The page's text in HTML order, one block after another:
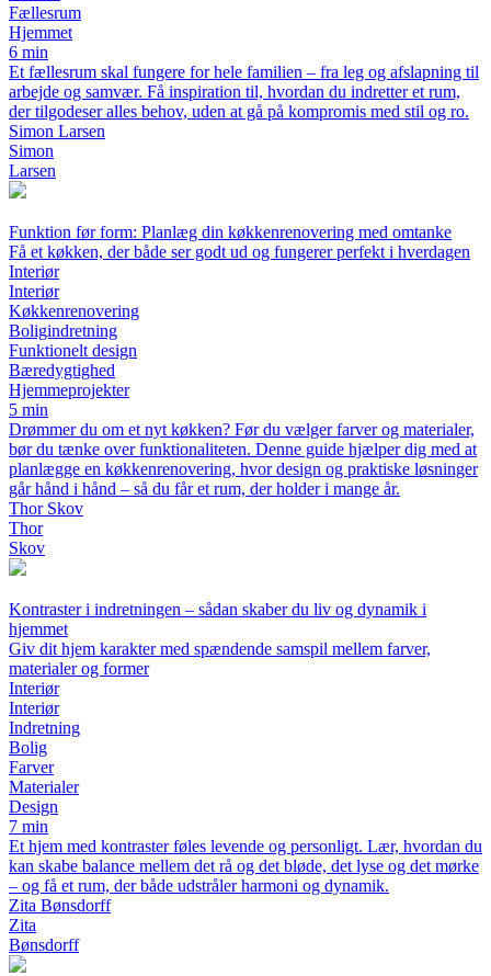
Fællesrum
Hjemmet
6 min
Et fællesrum skal fungere for hele familien – fra leg og afslapning til
arbejde og samvær. Få inspiration til, hvordan du indretter et rum,
der tilgodeser alles behov, uden at gå på kompromis med stil og ro.
Simon Larsen
Simon
Larsen
Funktion før form: Planlæg din køkkenrenovering med omtanke
Få et køkken, der både ser godt ud og fungerer perfekt i hverdagen
Interiør
Interiør
Køkkenrenovering
Boligindretning
Funktionelt design
Bæredygtighed
Hjemmeprojekter
5 min
Drømmer du om et nyt køkken? Før du vælger farver og materialer,
bør du tænke over funktionaliteten. Denne guide hjælper dig med at
planlægge en køkkenrenovering, hvor design og praktiske løsninger
går hånd i hånd – så du får et rum, der holder i mange år.
Thor Skov
Thor
Skov
Kontraster i indretningen – sådan skaber du liv og dynamik i
hjemmet
Giv dit hjem karakter med spændende samspil mellem farver,
materialer og former
Interiør
Interiør
Indretning
Bolig
Farver
Materialer
Design
7 min
Et hjem med kontraster føles levende og personligt. Lær, hvordan du
kan skabe balance mellem det rå og det bløde, det lyse og det mørke
– og få et rum, der både udstråler harmoni og dynamik.
Zita Bønsdorff
Zita
Bønsdorff